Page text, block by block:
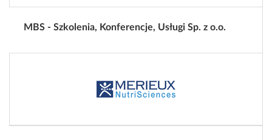
MBS - Szkolenia, Konferencje, Usługi Sp. z o.o.